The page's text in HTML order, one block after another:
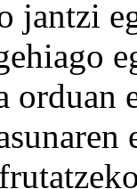
jantzi
orduan